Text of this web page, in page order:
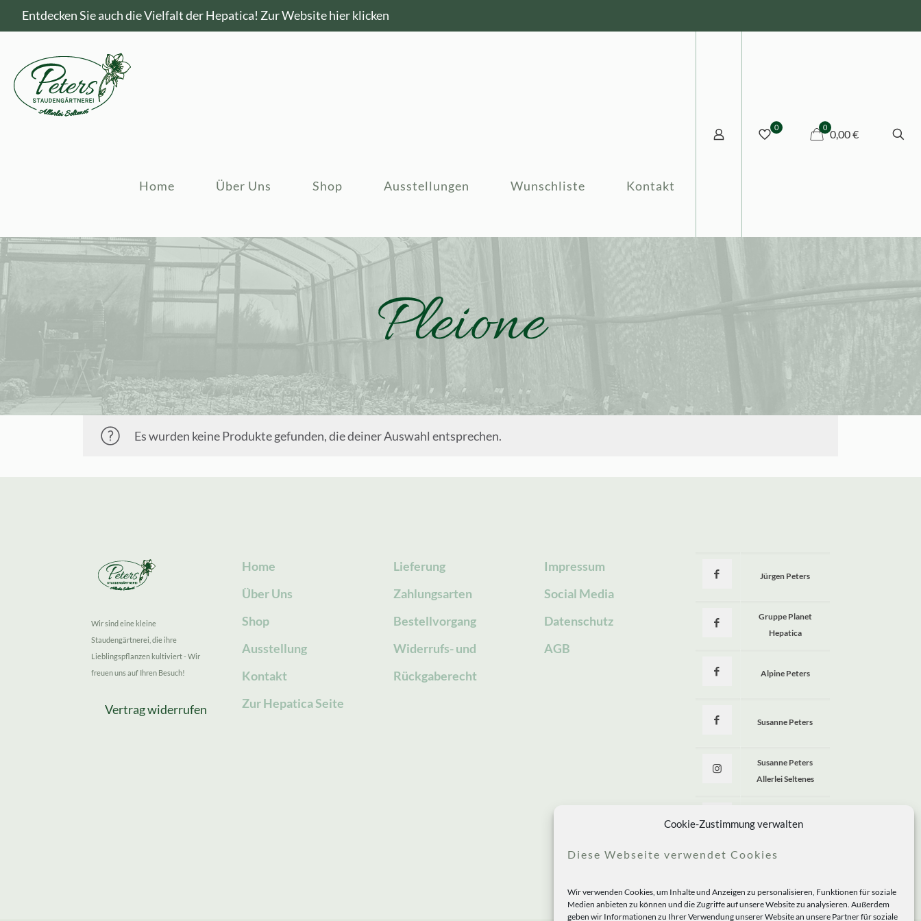
Cookie-Zustimmung verwalten
Diese Webseite verwendet Cookies
Wir verwenden Cookies, um Inhalte und Anzeigen zu personalisieren, Funktionen für soziale
Medien anbieten zu können und die Zugriffe auf unsere Website zu analysieren. Außerdem
geben wir Informationen zu Ihrer Verwendung unserer Website an unsere Partner für soziale
Entdecken Sie auch die Vielfalt der Hepatica! Zur Website hier klicken
Home Über Uns Shop Ausstellungen Wunschliste Kontakt
0 0
0,00 €
Pleione
Es wurden keine Produkte gefunden, die deiner Auswahl entsprechen.
Wir sind eine kleine
Staudengärtnerei, die ihre
Lieblingspflanzen kultiviert - Wir
freuen uns auf Ihren Besuch!
Vertrag widerrufen
Home
Über Uns
Shop
Ausstellung
Kontakt
Zur Hepatica Seite
Lieferung
Zahlungsarten
Bestellvorgang
Widerrufs- und
Rückgaberecht
Impressum
Social Media
Datenschutz
AGB
Jürgen Peters
Gruppe Planet
Hepatica
Alpine Peters
Susanne Peters
Susanne Peters
Allerlei Seltenes
Allerlei Seltenes